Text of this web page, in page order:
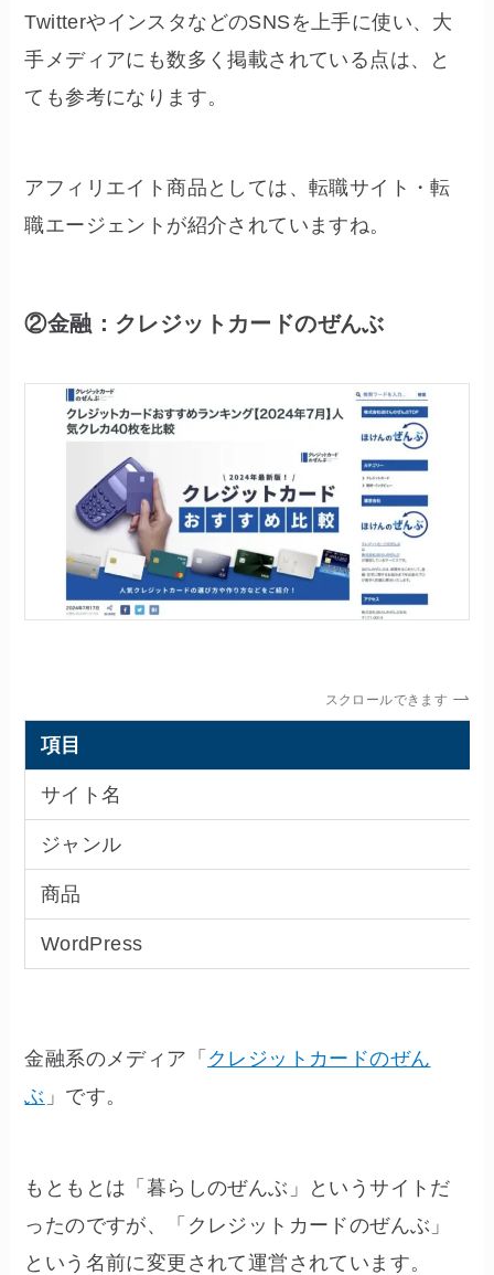
TwitterやインスタなどのSNSを上手に使い、大
手メディアにも数多く掲載されている点は、と
ても参考になります。
アフィリエイト商品としては、転職サイト・転
職エージェントが紹介されていますね。
②金融：クレジットカードのぜんぶ
スクロールできます
項目
サイト名
ジャンル
商品
WordPress
金融系のメディア「 クレジットカードのぜん
ぶ 」です。
もともとは「暮らしのぜんぶ」というサイトだ
ったのですが、「クレジットカードのぜんぶ」
という名前に変更されて運営されています。